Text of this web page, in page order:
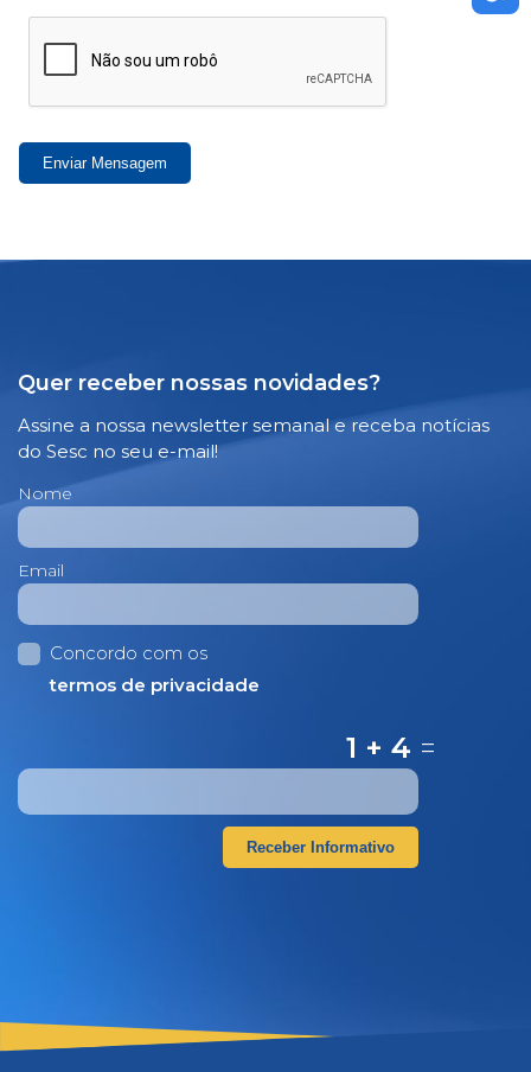
Enviar Mensagem
Quer receber nossas novidades?
Assine a nossa newsletter semanal e receba notícias
do Sesc no seu e-mail!
Nome
Email
Concordo com os
termos de privacidade
1 + 4 =
Receber Informativo